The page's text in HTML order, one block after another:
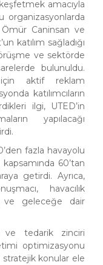
amacıyla
organizasyonlarda
Ömür Caninsan ve
katılım sağladığı
ve sektörde
bulunuldu.
aktif reklam
katılımcıların
ilgi, UTED’in
yapılacağı
fazla havayolu
60’tan
getirdi. Ayrıca,
havacılık
ve geleceğe dair
ve tedarik zinciri
optimizasyonu
konular ele